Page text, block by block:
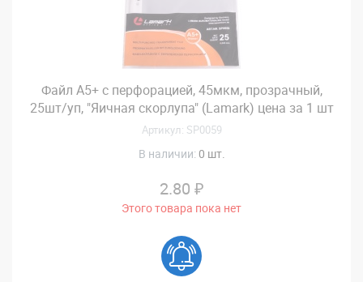
Файл А5+ с перфорацией, 45мкм, прозрачный,
25шт/уп, "Яичная скорлупа" (Lamark) цена за 1 шт
Артикул: SP0059
В наличии: 0 шт.
2.80 ₽
Этого товара пока нет